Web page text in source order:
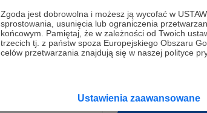
Zgoda jest dobrowolna i możesz ją wycofać w
sprostowania, usunięcia lub ograniczenia
końcowym. Pamiętaj, że w zależności od Twoich
trzecich tj. z państw spoza Europejskiego Obszaru
celów przetwarzania znajdują się w naszej polityce
Ustawienia zaawansowane
* Wyrażam zgodę
Administratorem
Wigury 16, 02-092
umowy zawartej z
korzystania z
Gwarantujemy
danych, tj. prawo
rozwiń zgodę